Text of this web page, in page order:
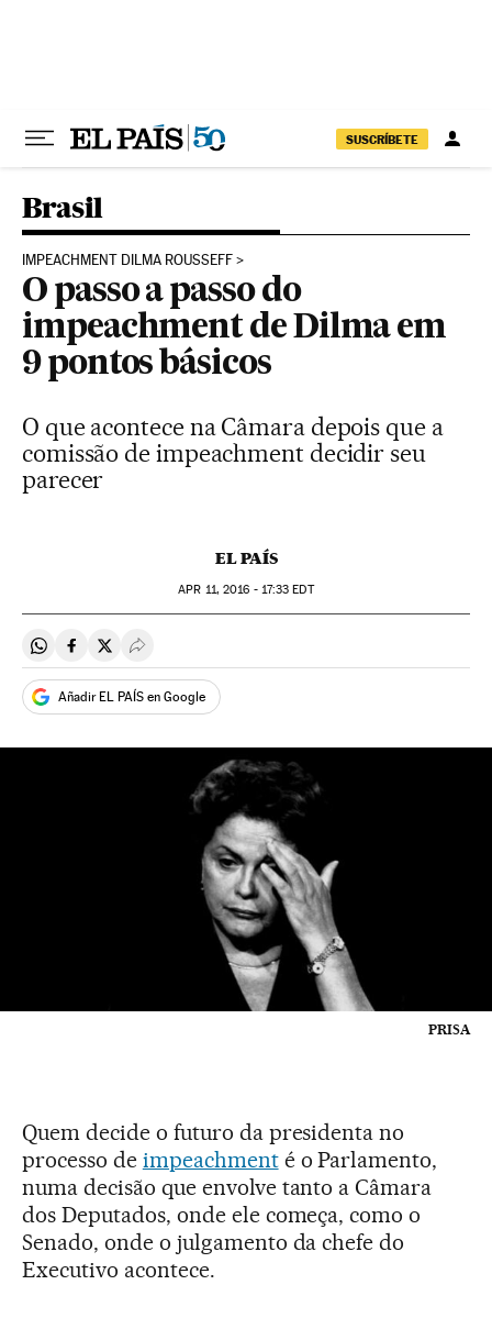
SUSCRÍBETE
Brasil
IMPEACHMENT DILMA ROUSSEFF
O passo a passo do
impeachment de Dilma em
9 pontos básicos
O que acontece na Câmara depois que a
comissão de impeachment decidir seu
parecer
EL PAÍS
APR 11, 2016 - 17:33 EDT
Compartir en Whatsapp
Compartir en Facebook
Compartir en Twitter
Desplegar Redes Sociales
Añadir EL PAÍS en Google
PRISA
Quem decide o futuro da presidenta no
processo de impeachmenté o Parlamento,
numa decisão que envolve tanto a Câmara
dos Deputados, onde ele começa, como o
Senado, onde o julgamento da chefe do
Executivo acontece.